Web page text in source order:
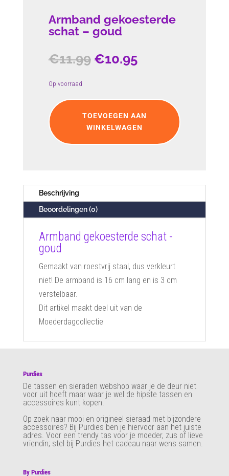
Armband gekoesterde
schat – goud
€11.99 Oorspronkelijke
€11.99.
€10.95Huidige
€10.95.
Op voorraad
Armband
gekoesterde
schat
goud
TOEVOEGEN AAN
WINKELWAGEN
Beschrijving
Beoordelingen (0)
Armband gekoesterde schat -
goud
Gemaakt van roestvrij staal, dus verkleurt
niet! De armband is 16 cm lang en is 3 cm
verstelbaar.
Dit artikel maakt deel uit van de
Moederdagcollectie
Purdies
De tassen en sieraden webshop waar je de deur niet
voor uit hoeft maar waar je wel de hipste tassen en
accessoires kunt kopen.
Op zoek naar mooi en origineel sieraad met bijzondere
accessoires? Bij Purdies ben je hiervoor aan het juiste
adres. Voor een trendy tas voor je moeder, zus of lieve
vriendin; stel bij Purdies het cadeau naar wens samen.
By Purdies